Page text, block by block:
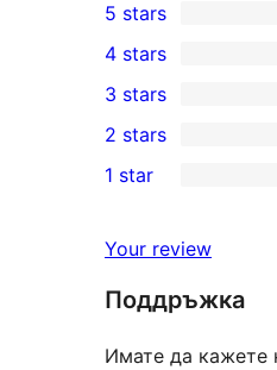
5
5-
star
reviews
5 stars
4-
star
reviews
4 stars
0
3-
star
3 stars
2-
reviews
2 stars
star
reviews
1 star
Your review
Поддръжка
Имате да